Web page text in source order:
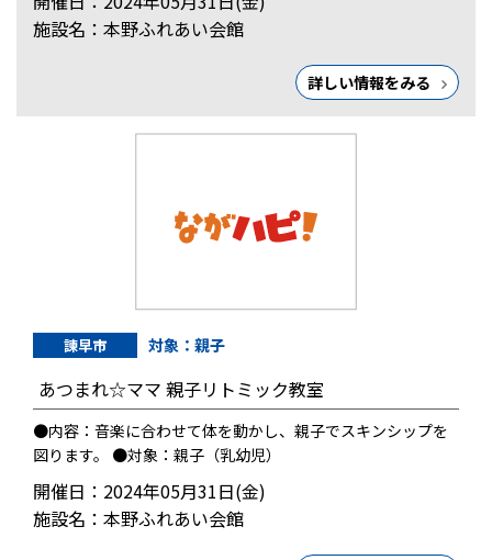
施設名：本野ふれあい会館
詳しい情報をみる
諫早市 対象：親子
あつまれ☆ママ 親子リトミック教室
●内容：音楽に合わせて体を動かし、親子でスキンシップを
図ります。 ●対象：親子（乳幼児）
開催日：2024年05月31日(金)
施設名：本野ふれあい会館